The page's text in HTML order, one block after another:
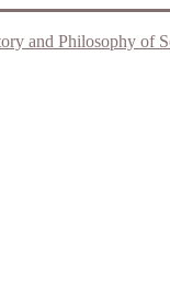
and Philosophy